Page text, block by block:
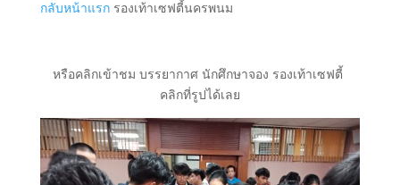
กลับหน้าแรกรองเท้าเซฟตี้นครพนม
หรือคลิกเข้าชม บรรยากาศ นักศึกษาจอง รองเท้าเซฟตี้
คลิกที่รูปได้เลย